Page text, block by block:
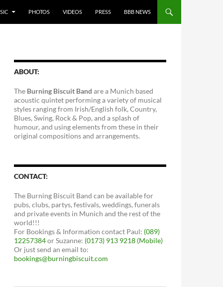
PHOTOS VIDEOS PRESS BBB NEWS
ABOUT:
The Burning Biscuit Band are a Munich based
acoustic quintet performing a variety of musical
styles ranging from Irish/English folk, Country,
Blues, Swing, Rock & Pop, and a splash of
humour, and using elements from these in their
original compositions and arrangements.
CONTACT:
The Burning Biscuit Band can be available for
pubs, clubs, partys, festivals, weddings, funerals
and private events in Munich and the rest of the
world!!!
For Bookings & Information contact Paul: (089)
12257384or Suzanne: (0173) 913 9218 (Mobile)
Or just send an email to:
bookings@burningbiscuit.com